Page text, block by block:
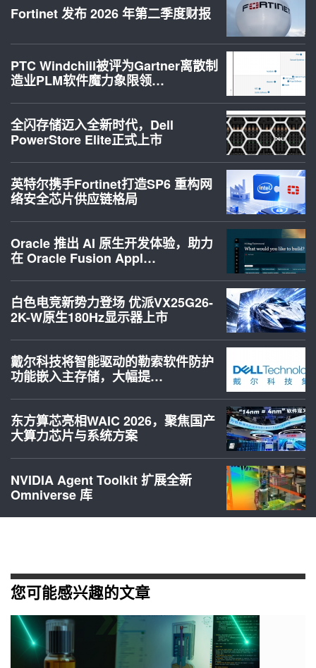
Fortinet 发布 2026 年第二季度财报
PTC Windchill被评为Gartner离散制
造业PLM软件魔力象限领…
全闪存储迈入全新时代，Dell
PowerStore Elite正式上市
英特尔携手Fortinet打造SP6 重构网
络安全芯片供应链格局
Oracle 推出 AI 原生开发体验，助力
在 Oracle Fusion Appl…
白色电竞新势力登场 优派VX25G26-
2K-W原生180Hz显示器上市
戴尔科技将智能驱动的勒索软件防护
功能嵌入主存储，大幅提…
东方算芯亮相WAIC 2026，聚焦国产
大算力芯片与系统方案
NVIDIA Agent Toolkit 扩展全新
Omniverse 库
您可能感兴趣的文章